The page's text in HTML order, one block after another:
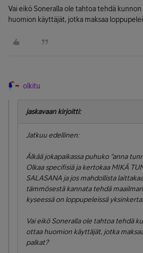
Vai eikö Soneralla ole tahtoa tehdä
huomion käyttäjät, jotka maksaa
olkitu
jaskavaan kirjoitti:
Jatkuu edellinen:
Älkää jokapaikassa puhuko "anna
Olkaa specifisiä ja kertokaa MIKÄ
SALASANA ja jos mahdollista
tämmösestä kannata tehdä
kyseessä on loppupeleissä
Vai eikö Soneralla ole tahtoa tehdä
ottaa huomion käyttäjät, jotka
palkat?